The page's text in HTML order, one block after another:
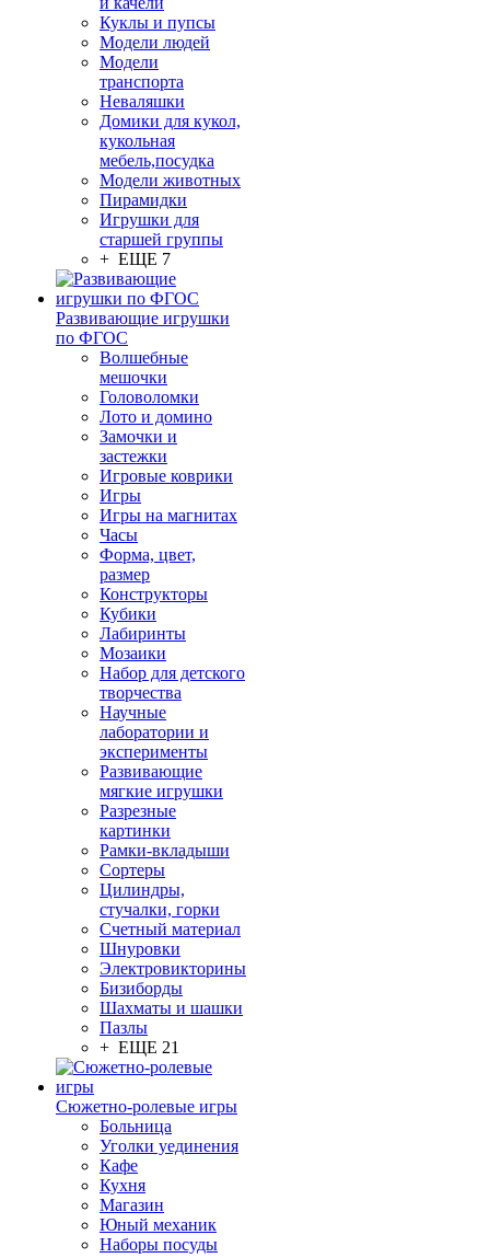
Куклы и пупсы
Модели людей
Модели
транспорта
Неваляшки
Домики для кукол,
кукольная
мебель,посудка
Модели животных
Пирамидки
Игрушки для
старшей группы
+ ЕЩЕ 7
Развивающие игрушки
по ФГОС
Волшебные
мешочки
Головоломки
Лото и домино
Замочки и
застежки
Игровые коврики
Игры
Игры на магнитах
Часы
Форма, цвет,
размер
Конструкторы
Кубики
Лабиринты
Мозаики
Набор для детского
творчества
Научные
лаборатории и
эксперименты
Развивающие
мягкие игрушки
Разрезные
картинки
Рамки-вкладыши
Сортеры
Цилиндры,
стучалки, горки
Счетный материал
Шнуровки
Электровикторины
Бизиборды
Шахматы и шашки
Пазлы
+ ЕЩЕ 21
Сюжетно-ролевые игры
Больница
Уголки уединения
Кафе
Кухня
Магазин
Юный механик
Наборы посуды